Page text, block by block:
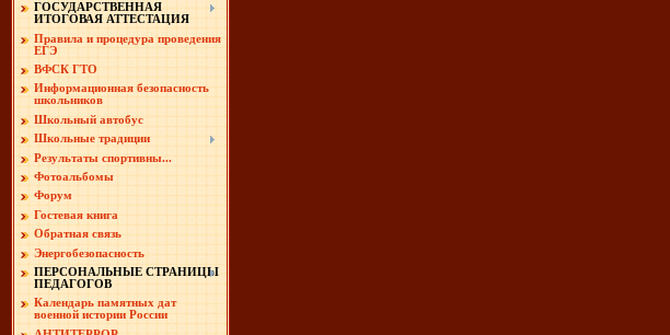
ГОСУДАРСТВЕННАЯ
ИТОГОВАЯ АТТЕСТАЦИЯ
Правила и процедура проведения
ЕГЭ
ВФСК ГТО
Информационная безопасность
школьников
Школьный автобус
Школьные традиции
Результаты спортивны...
Фотоальбомы
Форум
Гостевая книга
Обратная связь
Энергобезопасность
ПЕРСОНАЛЬНЫЕ СТРАНИЦЫ
ПЕДАГОГОВ
Календарь памятных дат
военной истории России